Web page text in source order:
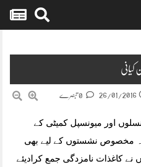
کیانی
26/01/2016
اور میونسپل کمیٹی کے
مخصوص نشستوں کے لیے بھی
نے کاغذات نامزدگی جمع کرادیئے